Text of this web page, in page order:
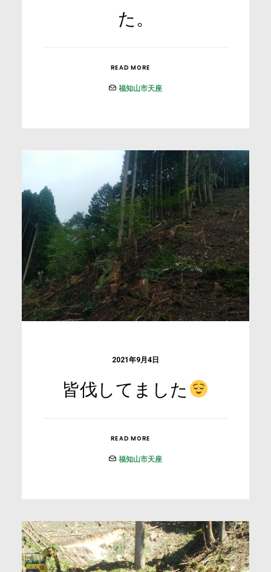
た。
READ MORE
福知山市天座
2021年9月4日
皆伐してました
READ MORE
福知山市天座